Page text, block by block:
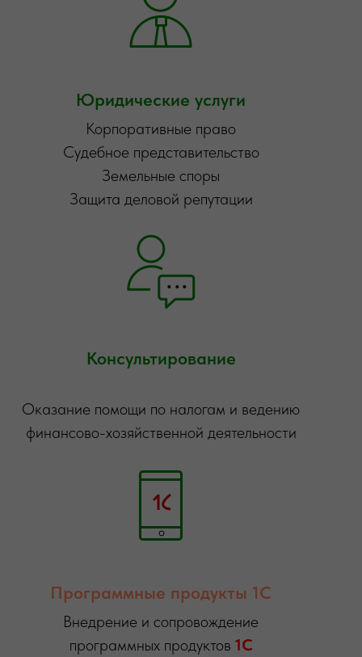
Юридические услуги
Корпоративные право
Судебное представительство
Земельные споры
Защита деловой репутации
Консультирование
Оказание помощи по налогам и ведению
финансово-хозяйственной деятельности
Программные продукты 1С
Внедрение и сопровождение
программных продуктов 1С